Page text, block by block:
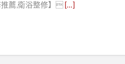
推薦,衛浴整修】[…]